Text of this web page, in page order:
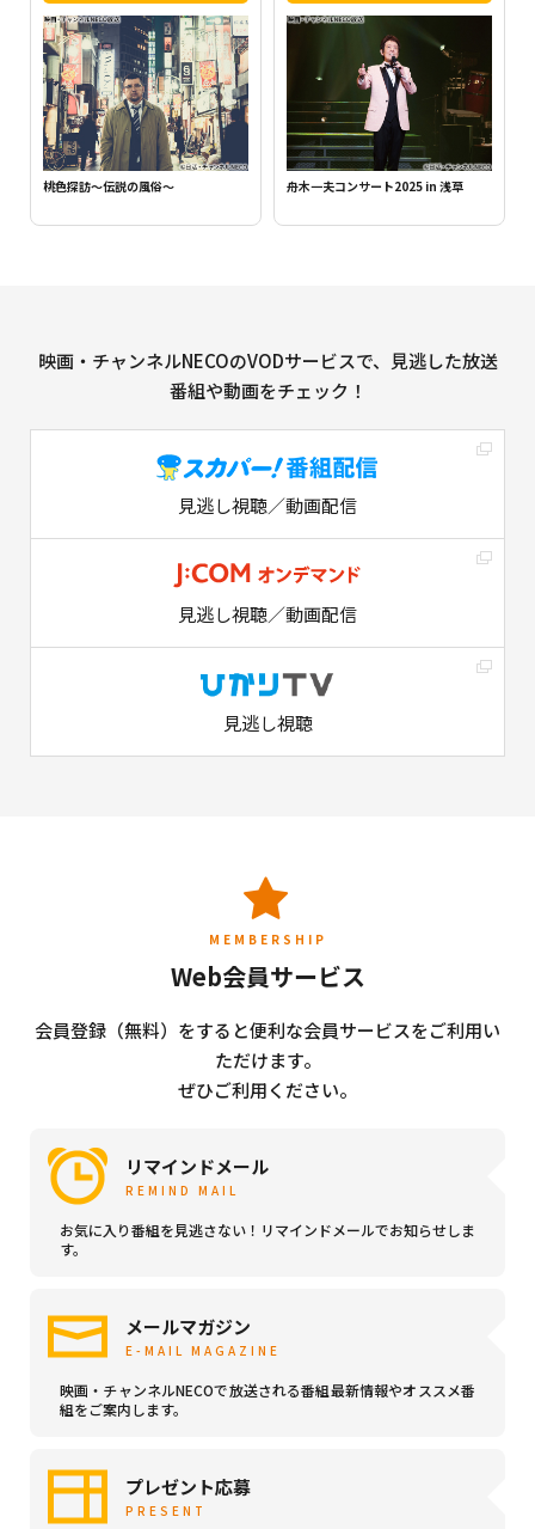
昭和哀愁物語 舟木一夫コンサート2025 in 浅草
映画・チャンネルNECOのVODサービスで、見逃した放送
番組や動画をチェック！
見逃し視聴／動画配信
見逃し視聴／動画配信
見逃し視聴
MEMBERSHIP
Web会員サービス
会員登録（無料）をすると便利な会員サービスをご利用い
ただけます。
ぜひご利用ください。
リマインドメール
REMIND MAIL
お気に入り番組を見逃さない！リマインドメールでお知らせしま
す。
メールマガジン
E-MAIL MAGAZINE
映画・チャンネルNECOで放送される番組最新情報やオススメ番
組をご案内します。
プレゼント応募
PRESENT